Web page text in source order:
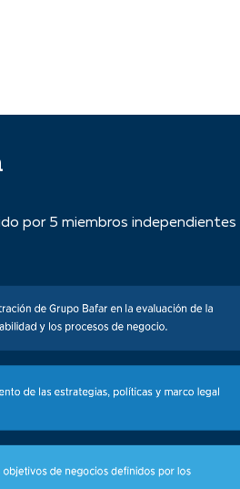
por 5 miembros independientes